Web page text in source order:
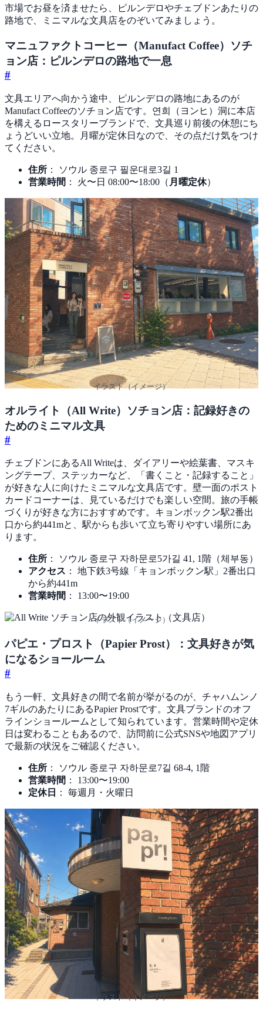
市場でお昼を済ませたら、ピルンデロやチェブドンあたりの
路地で、ミニマルな文具店をのぞいてみましょう。
マニュファクトコーヒー（Manufact Coffee）ソチ
ョン店：ピルンデロの路地で一息
#
文具エリアへ向かう途中、ピルンデロの路地にあるのが
Manufact Coffeeのソチョン店です。연희（ヨンヒ）洞に本店
を構えるロースタリーブランドで、文具巡り前後の休憩にち
ょうどいい立地。月曜が定休日なので、その点だけ気をつけ
てください。
住所 ： ソウル 종로구 필운대로3길 1
営業時間 ： 火〜日 08:00〜18:00（ 月曜定休）
イラスト（イメージ）
オルライト（All Write）ソチョン店：記録好きの
ためのミニマル文具
#
チェブドンにあるAll Writeは、ダイアリーや絵葉書、マスキ
ングテープ、ステッカーなど、「書くこと・記録すること」
が好きな人に向けたミニマルな文具店です。壁一面のポスト
カードコーナーは、見ているだけでも楽しい空間。旅の手帳
づくりが好きな方におすすめです。キョンボックン駅2番出
口から約441mと、駅からも歩いて立ち寄りやすい場所にあ
ります。
住所 ： ソウル 종로구 자하문로5가길 41, 1階（체부동）
アクセス ： 地下鉄3号線「キョンボックン駅」2番出口
から約441m
営業時間 ： 13:00〜19:00
イラスト（イメージ）
パピエ・プロスト（Papier Prost）：文具好きが気
になるショールーム
#
もう一軒、文具好きの間で名前が挙がるのが、チャハムンノ
7ギルのあたりにあるPapier Prostです。文具ブランドのオフ
ラインショールームとして知られています。営業時間や定休
日は変わることもあるので、訪問前に公式SNSや地図アプリ
で最新の状況をご確認ください。
住所 ： ソウル 종로구 자하문로7길 68-4, 1階
営業時間 ： 13:00〜19:00
定休日
： 毎週月・火曜日
イラスト（イメージ）